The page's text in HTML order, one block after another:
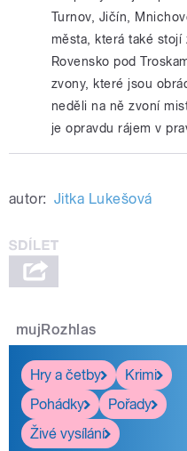
Turnov, Jičín,
města, která také
Rovensko pod
zvony, které jsou
neděli na ně zvoní
je opravdu rájem v
autor: Jitka Lukešová
mujRozhlas
Hry a četby
Krimi
Pohádky
Pořady
Živé vysílání